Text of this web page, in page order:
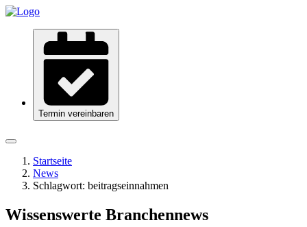
Termin vereinbaren
Startseite
News
Schlagwort: beitragseinnahmen
Wissenswerte Branchennews